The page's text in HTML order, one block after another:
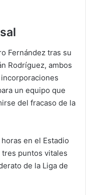
Fernández tras su
Rodríguez, ambos
un equipo que
del fracaso de la
en el Estadio
tres puntos vitales
de la Liga de